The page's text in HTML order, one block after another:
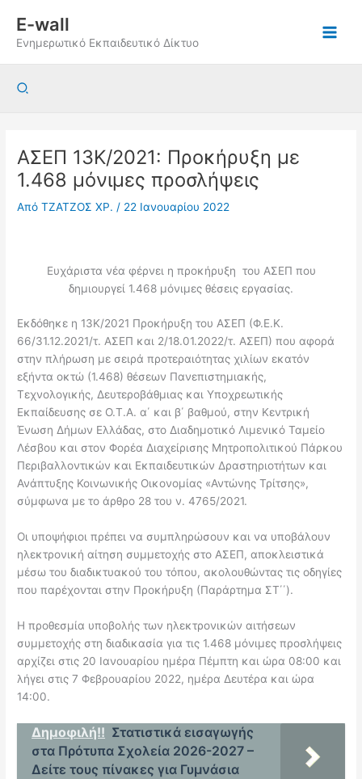
περιεχόμενο
E-wall
Ενημερωτικό Εκπαιδευτικό Δίκτυο
Αναζήτηση
ΑΣΕΠ 13Κ/2021: Προκήρυξη με
1.468 μόνιμες προσλήψεις
ΑπόΤΖΑΤΖΟΣ ΧΡ. / 22 Ιανουαρίου 2022
Ευχάριστα νέα φέρνει η προκήρυξη του ΑΣΕΠ που
δημιουργεί 1.468 μόνιμες θέσεις εργασίας.
Εκδόθηκε η 13Κ/2021 Προκήρυξη του ΑΣΕΠ (Φ.Ε.Κ.
66/31.12.2021/τ. ΑΣΕΠ και 2/18.01.2022/τ. ΑΣΕΠ) που αφορά
στην πλήρωση με σειρά προτεραιότητας χιλίων εκατόν
εξήντα οκτώ (1.468) θέσεων Πανεπιστημιακής,
Τεχνολογικής, Δευτεροβάθμιας και Υποχρεωτικής
Εκπαίδευσης σε Ο.Τ.Α. α΄ και β΄ βαθμού, στην Κεντρική
Ένωση Δήμων Ελλάδας, στο Διαδημοτικό Λιμενικό Ταμείο
Λέσβου και στον Φορέα Διαχείρισης Μητροπολιτικού Πάρκου
Περιβαλλοντικών και Εκπαιδευτικών Δραστηριοτήτων και
Ανάπτυξης Κοινωνικής Οικονομίας «Αντώνης Τρίτσης»,
σύμφωνα με το άρθρο 28 του ν. 4765/2021.
Οι υποψήφιοι πρέπει να συμπληρώσουν και να υποβάλουν
ηλεκτρονική αίτηση συμμετοχής στο ΑΣΕΠ, αποκλειστικά
μέσω του διαδικτυακού του τόπου, ακολουθώντας τις οδηγίες
που παρέχονται στην Προκήρυξη (Παράρτημα ΣΤ΄΄).
Η προθεσμία υποβολής των ηλεκτρονικών αιτήσεων
συμμετοχής στη διαδικασία για τις 1.468 μόνιμες προσλήψεις
αρχίζει στις 20 Ιανουαρίου ημέρα Πέμπτη και ώρα 08:00 και
λήγει στις 7 Φεβρουαρίου 2022, ημέρα Δευτέρα και ώρα
14:00.
Δημοφιλή!! Στατιστικά εισαγωγής
στα Πρότυπα Σχολεία 2026-2027 –
Δείτε τους πίνακες για Γυμνάσια